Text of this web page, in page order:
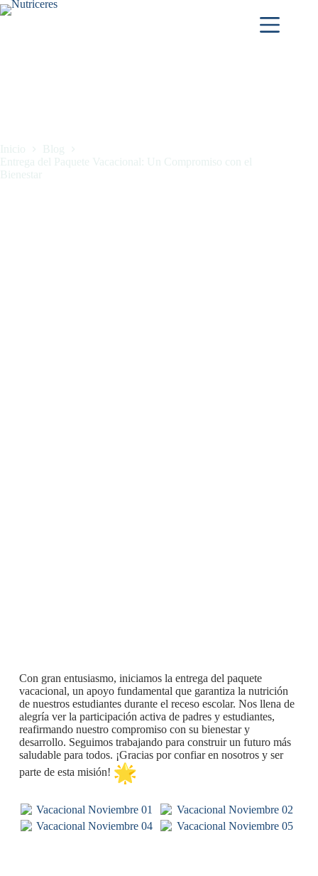
Inicio
Blog
Entrega del Paquete Vacacional: Un Compromiso con el
Bienestar
Con gran entusiasmo, iniciamos la entrega del paquete
vacacional, un apoyo fundamental que garantiza la nutrición
de nuestros estudiantes durante el receso escolar. Nos llena de
alegría ver la participación activa de padres y estudiantes,
reafirmando nuestro compromiso con su bienestar y
desarrollo. Seguimos trabajando para construir un futuro más
saludable para todos. ¡Gracias por confiar en nosotros y ser
parte de esta misión!